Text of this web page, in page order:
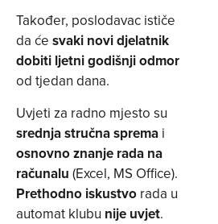
Također, poslodavac ističe
da će svaki novi djelatnik
dobiti ljetni godišnji odmor
od tjedan dana.
Uvjeti za radno mjesto su
srednja stručna sprema i
osnovno znanje rada na
računalu (Excel, MS Office).
Prethodno iskustvo rada u
automat klubu nije uvjet.